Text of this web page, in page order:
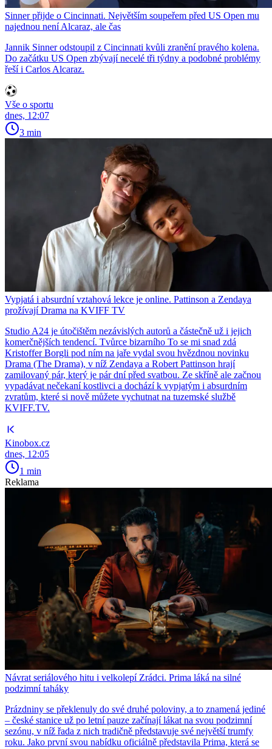
Sinner přijde o Cincinnati. Největším soupeřem před US Open mu
najednou není Alcaraz, ale čas
Jannik Sinner odstoupil z Cincinnati kvůli zranění pravého kolena.
Do začátku US Open zbývají necelé tři týdny a podobné problémy
řeší i Carlos Alcaraz.
Vše o sportu
dnes, 12:07
3 min
Vypjatá i absurdní vztahová lekce je online. Pattinson a Zendaya
prožívají Drama na KVIFF TV
Studio A24 je útočištěm nezávislých autorů a částečně už i jejich
komerčnějších tendencí. Tvůrce bizarního To se mi snad zdá
Kristoffer Borgli pod ním na jaře vydal svou hvězdnou novinku
Drama (The Drama), v níž Zendaya a Robert Pattinson hrají
zamilovaný pár, který je pár dní před svatbou. Ze skříně ale začnou
vypadávat nečekaní kostlivci a dochází k vypjatým i absurdním
zvratům, které si nově můžete vychutnat na tuzemské službě
KVIFF.TV.
Kinobox.cz
dnes, 12:05
1 min
Reklama
Návrat seriálového hitu i velkolepí Zrádci. Prima láká na silné
podzimní taháky
Prázdniny se překlenuly do své druhé poloviny, a to znamená jediné
– české stanice už po letní pauze začínají lákat na svou podzimní
sezónu, v níž řada z nich tradičně představuje své největší trumfy
roku. Jako první svou nabídku oficiálně představila Prima, která se